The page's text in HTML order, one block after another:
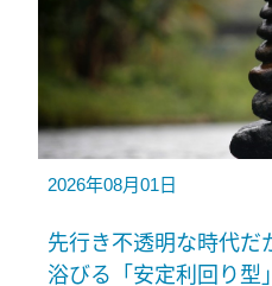
2026年08月01日
先行き不透明な時代だ
浴びる「安定利回り型」